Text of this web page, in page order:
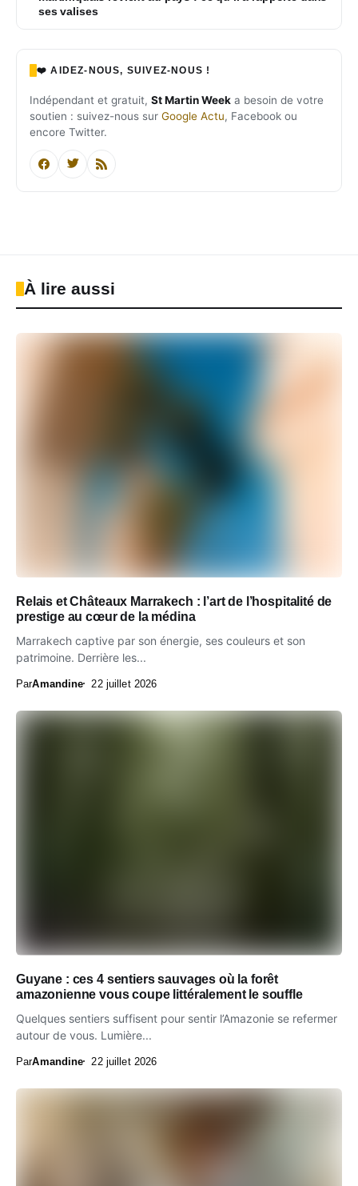
ses valises
❤️ AIDEZ-NOUS, SUIVEZ-NOUS !
Indépendant et gratuit, St Martin Week a besoin de votre
soutien : suivez-nous sur Google Actu, Facebook ou
encore Twitter.
À lire aussi
Relais et Châteaux Marrakech : l’art de l’hospitalité de
prestige au cœur de la médina
Marrakech captive par son énergie, ses couleurs et son
patrimoine. Derrière les...
ParAmandine 22 juillet 2026
Guyane : ces 4 sentiers sauvages où la forêt
amazonienne vous coupe littéralement le souffle
Quelques sentiers suffisent pour sentir l’Amazonie se refermer
autour de vous. Lumière...
ParAmandine 22 juillet 2026